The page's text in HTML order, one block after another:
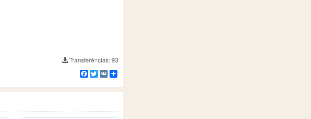
Transferências: 93
Facebook
Twitter
VK